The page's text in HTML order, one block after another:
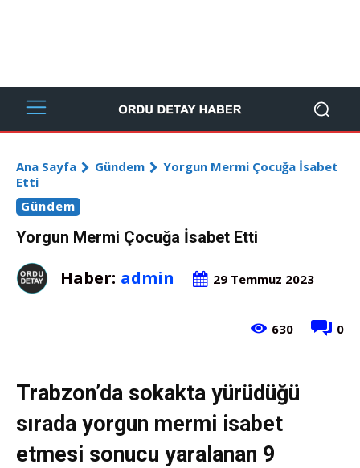
Ana Sayfa Gündem
Yorgun Mermi Çocuğa İsabet
Etti
Gündem
Yorgun Mermi Çocuğa İsabet Etti
Haber: admin 29 Temmuz 2023
0
630
Trabzon’da sokakta yürüdüğü
sırada yorgun mermi isabet
etmesi sonucu yaralanan 9